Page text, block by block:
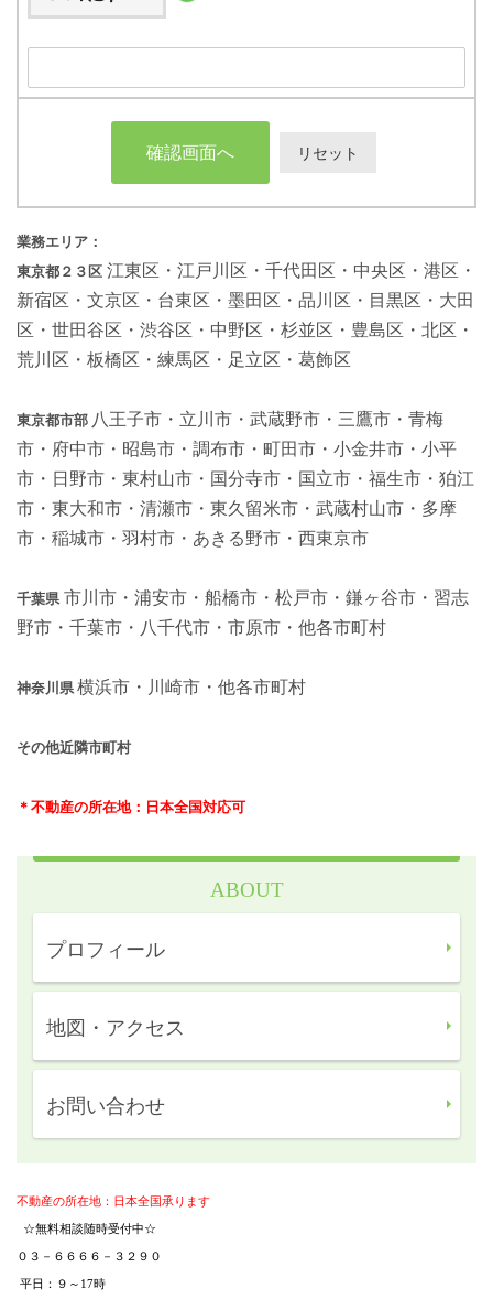
業務エリア：
東京都 ２３区 江東区・江戸川区・千代田区・中央区・港区・
新宿区・文京区・台東区・墨田区・品川区・目黒区・大田
区・世田谷区・渋谷区・中野区・杉並区・豊島区・北区・
荒川区・板橋区・練馬区・足立区・葛飾区
東京都市部 八王子市・立川市・武蔵野市・三鷹市・青梅
市・府中市・昭島市・調布市・町田市・小金井市・小平
市・日野市・東村山市・国分寺市・国立市・福生市・狛江
市・東大和市・清瀬市・東久留米市・武蔵村山市・多摩
市・稲城市・羽村市・あきる野市・西東京市
千葉県 市川市・浦安市・船橋市・松戸市・鎌ヶ谷市・習志
野市・千葉市・八千代市・市原市・他各市町村
神奈川県横浜市・川崎市・他各市町村
その他近隣市町村
＊不動産の所在地：日本全国対応可
ABOUT
プロフィール
地図・アクセス
お問い合わせ
不動産の所在地：日本全国承ります
☆無料相談随時受付中☆
０３－６６６６－３２９０
平日：９～17時